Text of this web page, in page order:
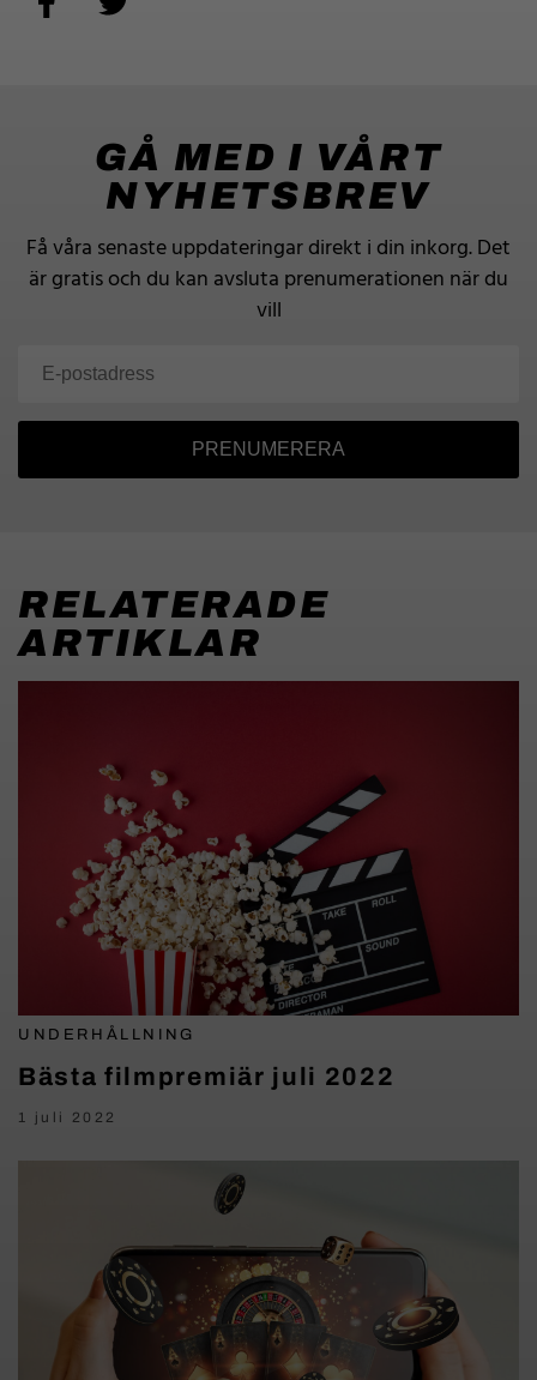
GÅ MED I VÅRT
NYHETSBREV
Få våra senaste uppdateringar direkt i din inkorg.Det
är gratis och du kan avsluta prenumerationen när du
vill
PRENUMERERA
RELATERADE
ARTIKLAR
UNDERHÅLLNING
Bästa filmpremiär juli 2022
1 juli 2022